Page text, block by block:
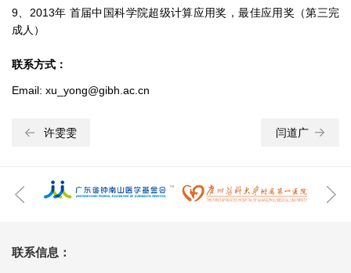
9、2013年 首届中国科学院超级计算应用奖，最佳应用奖（第三完
成人）
联系方式：
Email: xu_yong@gibh.ac.cn
许雯雯 闫道广
联系信息：